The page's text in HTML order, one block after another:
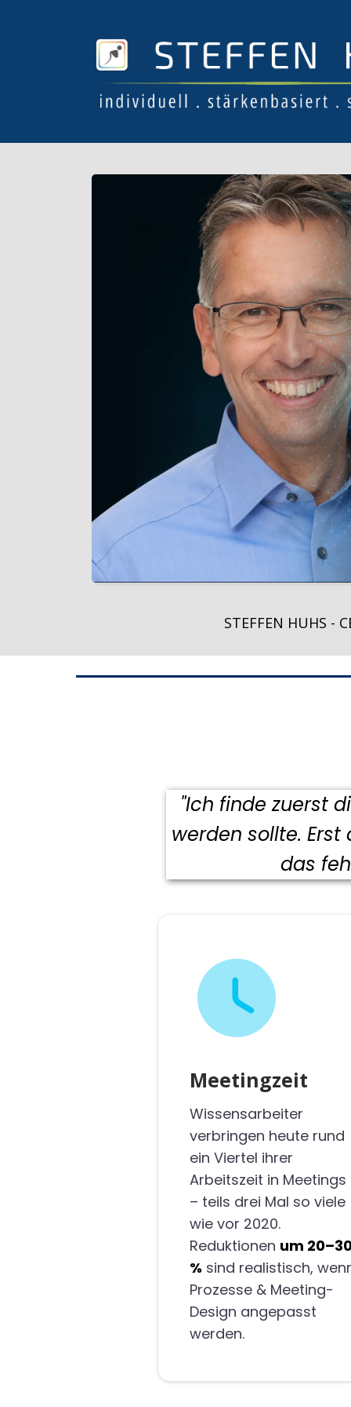
STEFFEN HUHS -
"Ich finde zuerst
werden sollte.
das
Meetingzeit
Wissensarbeiter
verbringen heute rund
ein Viertel ihrer
Arbeitszeit in Meetings
– teils drei Mal so viele
wie vor 2020.
Reduktionen um
% sind realistisch,
Prozesse & Meeting-
Design angepasst
werden.